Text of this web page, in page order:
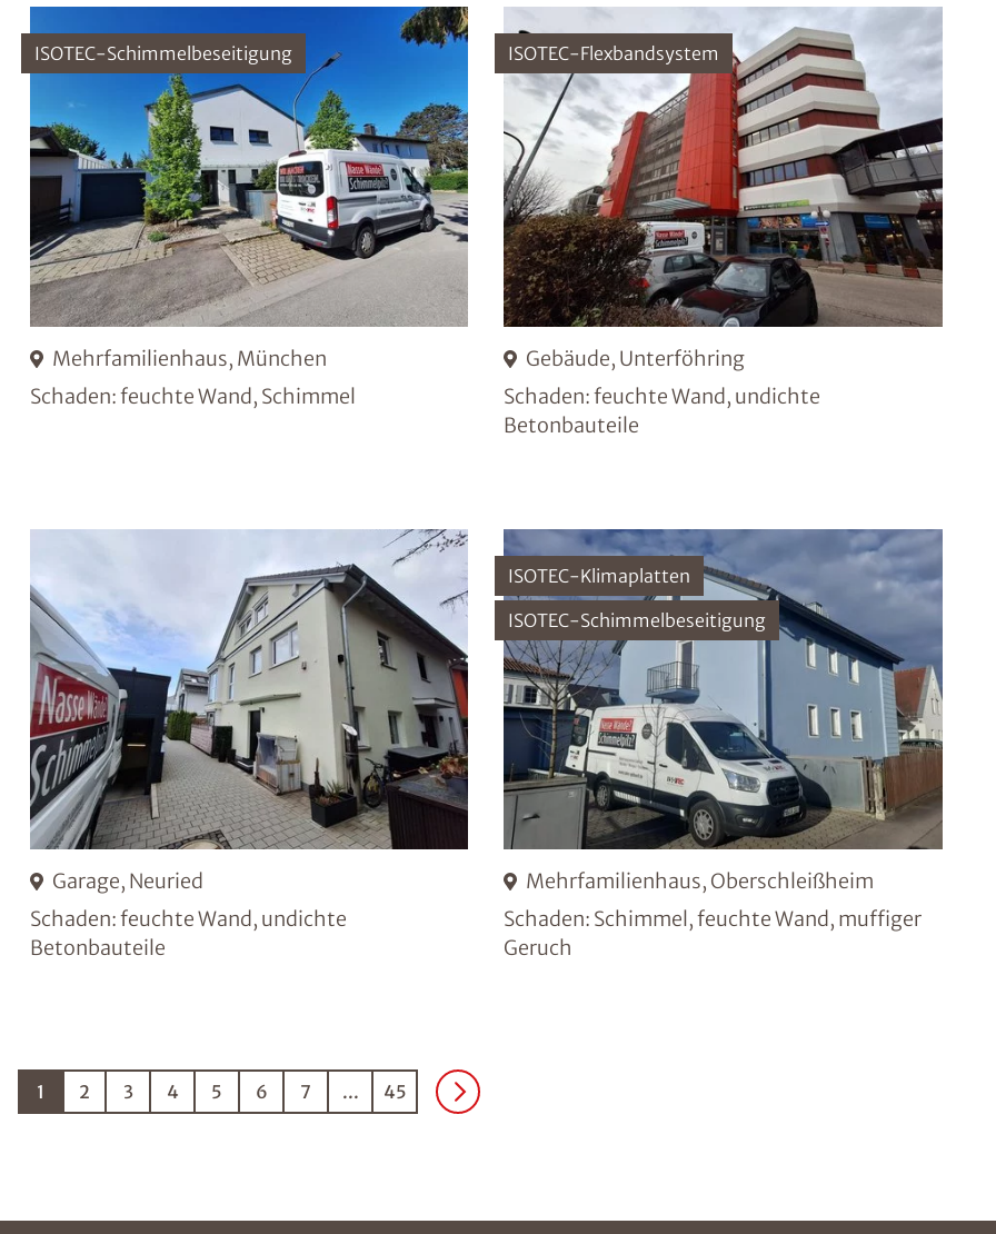
Mehrfamilienhaus, München
Schaden: feuchte Wand, Schimmel
ISOTEC-Schimmelbeseitigung
Gebäude, Unterföhring
Schaden: feuchte Wand, undichte
Betonbauteile
ISOTEC-Flexbandsystem
Garage, Neuried
Schaden: feuchte Wand, undichte
Betonbauteile
Mehrfamilienhaus, Oberschleißheim
Schaden: Schimmel, feuchte Wand, muffiger
Geruch
ISOTEC-Klimaplatten
ISOTEC-Schimmelbeseitigung
1 2 3 4 5 6 7 ... 45